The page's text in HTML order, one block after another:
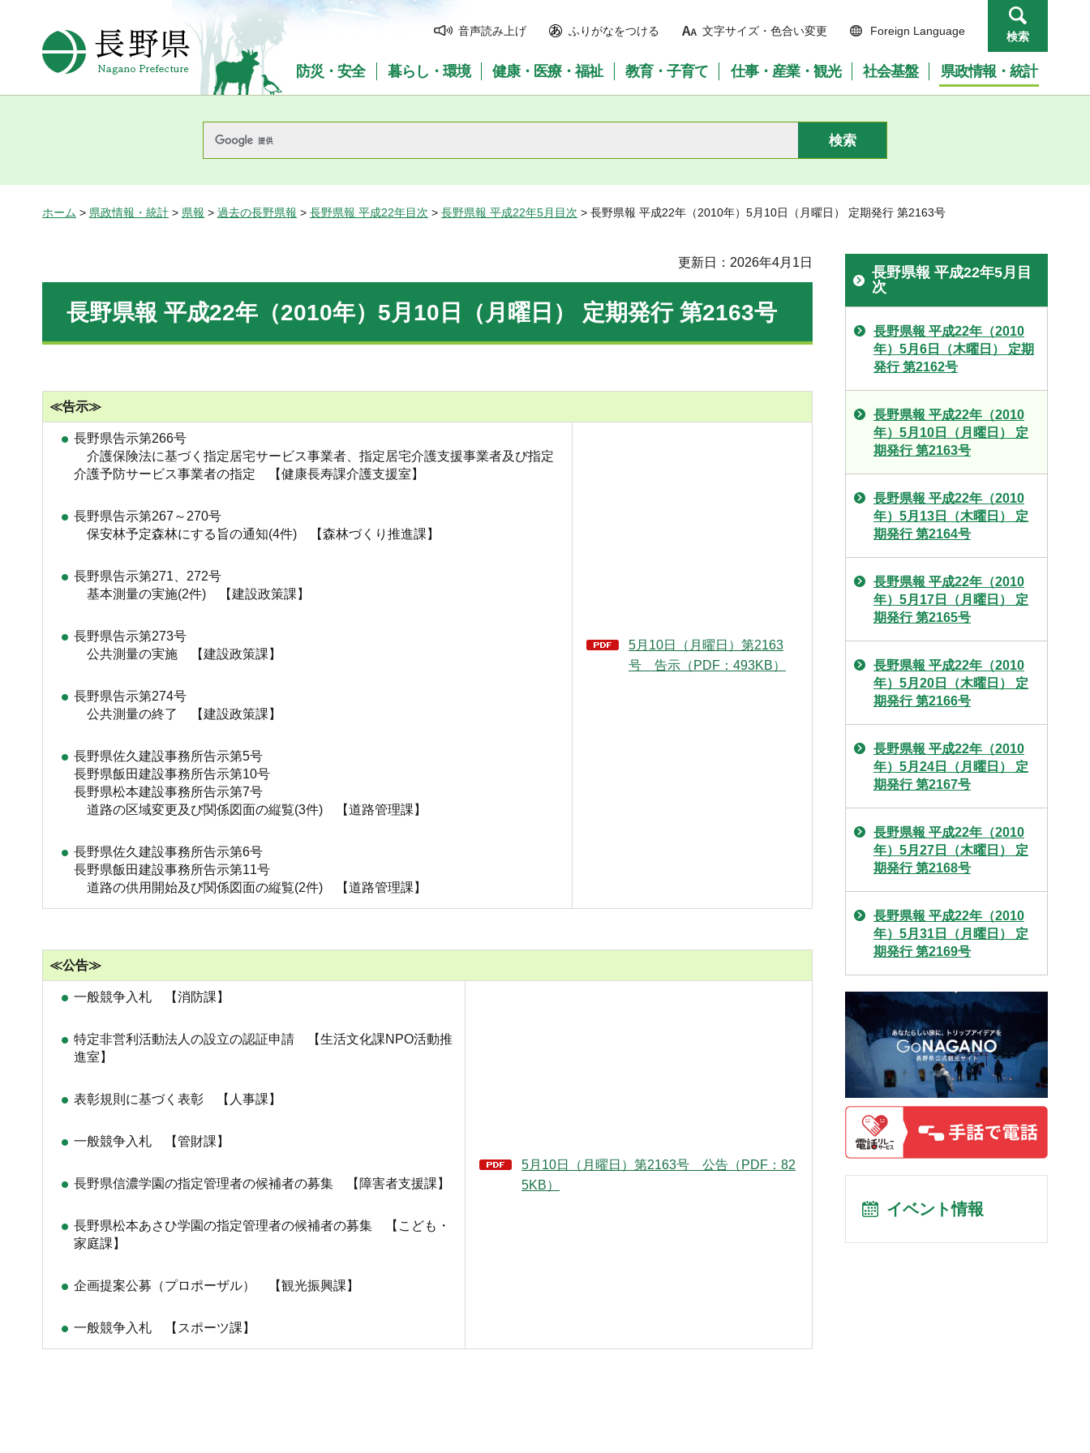
長野県Nagano Prefecture
音声読み上げ ふりがなをつける 文字サイズ・色合い変更 Foreign Language 検索
防災・安全 暮らし・環境 健康・医療・福祉 教育・子育て 仕事・産業・観光 社会基盤 県政情報・統計
ホーム > 県政情報・統計 > 県報 > 過去の長野県報 > 長野県報 平成22年目次 > 長野県報 平成22年5月目次 > 長野県報 平成22年（2010年）5月10日（月曜日） 定期発行 第2163号
更新日：2026年4月1日
長野県報 平成22年（2010年）5月10日（月曜日） 定期発行 第2163号
≪告示≫
長野県告示第266号
介護保険法に基づく指定居宅サービス事業者、指定居宅介護支援事業者及び指定
介護予防サービス事業者の指定 【健康長寿課介護支援室】
長野県告示第267～270号
保安林予定森林にする旨の通知(4件) 【森林づくり推進課】
長野県告示第271、272号
基本測量の実施(2件) 【建設政策課】
長野県告示第273号
公共測量の実施 【建設政策課】
長野県告示第274号
公共測量の終了 【建設政策課】
長野県佐久建設事務所告示第5号
長野県飯田建設事務所告示第10号
長野県松本建設事務所告示第7号
道路の区域変更及び関係図面の縦覧(3件) 【道路管理課】
長野県佐久建設事務所告示第6号
長野県飯田建設事務所告示第11号
道路の供用開始及び関係図面の縦覧(2件) 【道路管理課】
5月10日（月曜日）第2163
号 告示（PDF：493KB）
≪公告≫
一般競争入札 【消防課】
特定非営利活動法人の設立の認証申請 【生活文化課NPO活動推
進室】
表彰規則に基づく表彰 【人事課】
一般競争入札 【管財課】
長野県信濃学園の指定管理者の候補者の募集 【障害者支援課】
長野県松本あさひ学園の指定管理者の候補者の募集 【こども・
家庭課】
企画提案公募（プロポーザル） 【観光振興課】
一般競争入札 【スポーツ課】
5月10日（月曜日）第2163号 公告（PDF：82
5KB）
長野県報 平成22年5月目
次
長野県報 平成22年（2010
年）5月6日（木曜日） 定期
発行 第2162号
長野県報 平成22年（2010
年）5月10日（月曜日） 定
期発行 第2163号
長野県報 平成22年（2010
年）5月13日（木曜日） 定
期発行 第2164号
長野県報 平成22年（2010
年）5月17日（月曜日） 定
期発行 第2165号
長野県報 平成22年（2010
年）5月20日（木曜日） 定
期発行 第2166号
長野県報 平成22年（2010
年）5月24日（月曜日） 定
期発行 第2167号
長野県報 平成22年（2010
年）5月27日（木曜日） 定
期発行 第2168号
長野県報 平成22年（2010
年）5月31日（月曜日） 定
期発行 第2169号
イベント情報